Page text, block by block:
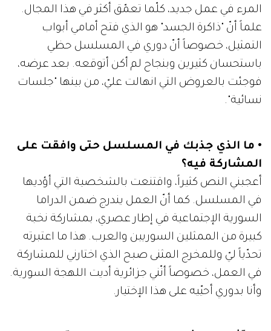
المرء في عمل جديد، كلّما تعمّق أكثر في هذا المجال.
علماً أنّ "ذاكرة الجسد" هو الذي فتح أمامي أبواب
التمثيل، خصوصاً أنّ دوري في المسلسل حظي
باستحسان كثيرين وبنجاح لم أكن أتوقعه. بعد عرضه،
فوجئت بالعروض التي انهالت عليّ، من بينها "جلسات
نسائية".
• ما الذي جذبك في المسلسل حتى وافقت على
المشاركة فيه؟
أعجبني النص كثيراً، واقتنعت بالشخصية التي أؤديها
في المسلسل. كما أنّ العمل يندرج ضمن الدراما
السورية الإجتماعية في إطار عصري، بمشاركة نخبة
كبيرة من الممثلين السوريين والعرب. هذا ما اعتبرته
تحدّياً ليّ وللمخرج المثنى صبح الذي اختارني للمشاركة
في العمل، خصوصاً أنّني جزائرية أديت اللهجة السورية.
وأنا بدوري أحيّيه على هذا الإختيار.